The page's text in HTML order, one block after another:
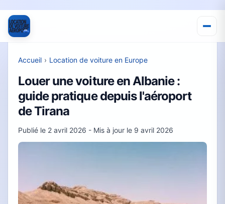
Accueil › Location de voiture en Europe
Louer une voiture en Albanie :
guide pratique depuis l'aéroport
de Tirana
Publié le 2 avril 2026 - Mis à jour le 9 avril 2026